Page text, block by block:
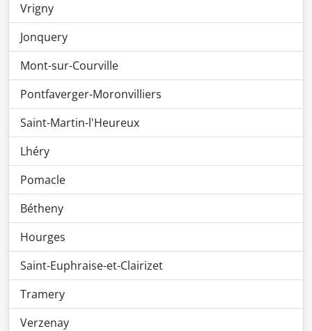
Vrigny
Jonquery
Mont-sur-Courville
Pontfaverger-Moronvilliers
Saint-Martin-l'Heureux
Lhéry
Pomacle
Bétheny
Hourges
Saint-Euphraise-et-Clairizet
Tramery
Verzenay